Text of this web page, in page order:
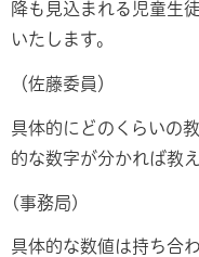
降も見込まれる児童生
いたします。
（佐藤委員）
具体的にどのくらいの
的な数字が分かれば教
(事務局)
具体的な数値は持ち合